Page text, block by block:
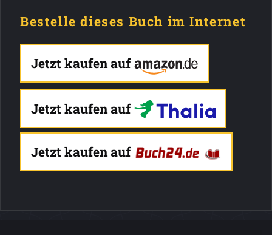
Bestelle dieses Buch im Internet
Jetzt kaufen auf
Jetzt kaufen auf
Jetzt kaufen auf